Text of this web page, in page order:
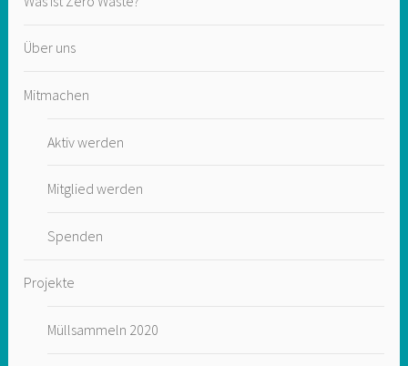
Über uns
Mitmachen
Aktiv werden
Mitglied werden
Spenden
Projekte
Müllsammeln 2020